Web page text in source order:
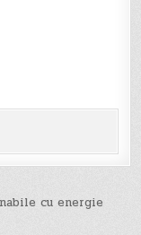
cu energie